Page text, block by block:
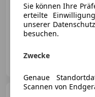
10/2018 154 500
MAT Autohandel
Sie können Ihre
erteilte
unserer
besuchen.
Zwecke
Genaue
Scannen von